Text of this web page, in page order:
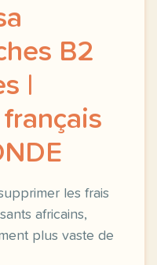
B2
|
les frais
africains,
plus vaste de